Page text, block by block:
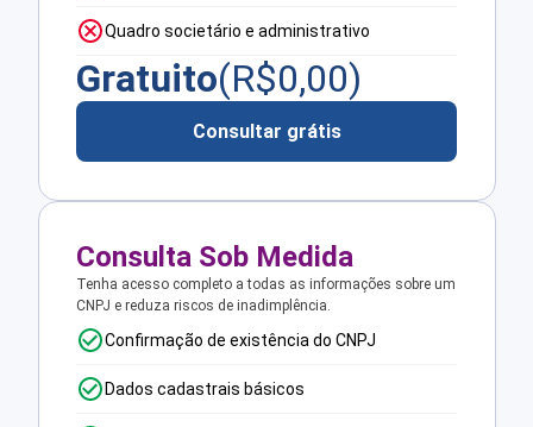
Quadro societário e administrativo
Gratuito(R$0,00)
Consultar grátis
Consulta Sob Medida
Tenha acesso completo a todas as informações sobre um
CNPJ e reduza riscos de inadimplência.
Confirmação de existência do CNPJ
Dados cadastrais básicos